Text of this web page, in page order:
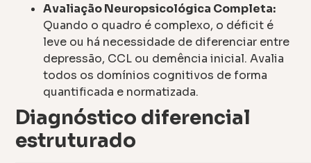
Avaliação Neuropsicológica Completa:
Quando o quadro é complexo, o déficit é
leve ou há necessidade de diferenciar entre
depressão, CCL ou demência inicial. Avalia
todos os domínios cognitivos de forma
quantificada e normatizada.
Diagnóstico diferencial
estruturado